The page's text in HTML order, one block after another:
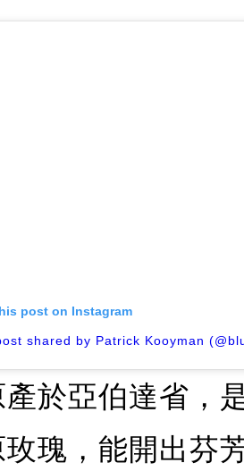
post on Instagram
shared by Patrick Kooyman
產於亞伯達省，
瑰，能開出芬